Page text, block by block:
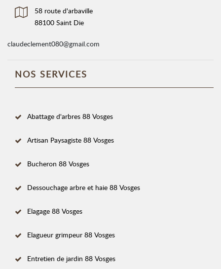
58 route d'arbaville
88100 Saint Die
claudeclement080@gmail.com
NOS SERVICES
Abattage d'arbres 88 Vosges
Artisan Paysagiste 88 Vosges
Bucheron 88 Vosges
Dessouchage arbre et haie 88 Vosges
Elagage 88 Vosges
Elagueur grimpeur 88 Vosges
Entretien de jardin 88 Vosges